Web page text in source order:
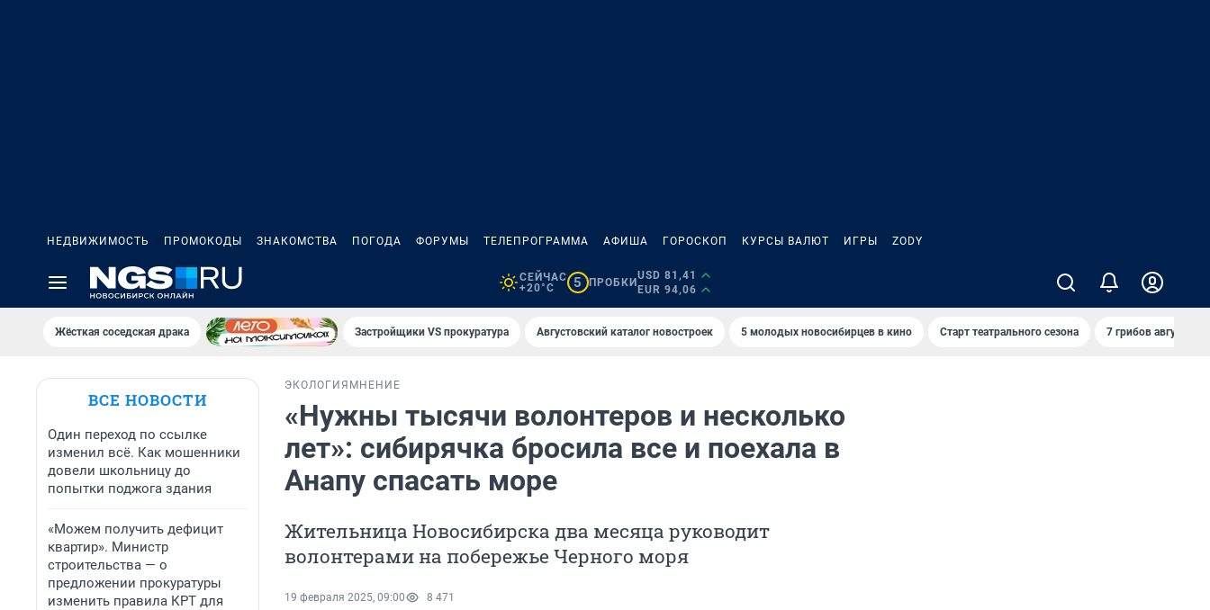
НЕДВИЖИМОСТЬ ПРОМОКОДЫ ЗНАКОМСТВА ПОГОДА ФОРУМЫ ТЕЛЕПРОГРАММА АФИША ГОРОСКОП КУРСЫ ВАЛЮТ ИГРЫ ZODY
СЕЙЧАС
+20°C
5 ПРОБКИ
USD 81,41
EUR 94,06
Жёсткая соседская драка Застройщики VS прокуратура Августовский каталог новостроек 5 молодых новосибирцев в кино Старт театрального сезона 7 грибов августа
ВСЕ НОВОСТИ
Один переход по ссылке
изменил всё. Как мошенники
довели школьницу до
попытки поджога здания
«Можем получить дефицит
квартир». Министр
строительства — о
предложении прокуратуры
изменить правила КРТ для
ЭКОЛОГИЯ МНЕНИЕ
«Нужны тысячи волонтеров и несколько
лет»: сибирячка бросила все и поехала в
Анапу спасать море
Жительница Новосибирска два месяца руководит
волонтерами на побережье Черного моря
19 февраля 2025, 09:00 8 471